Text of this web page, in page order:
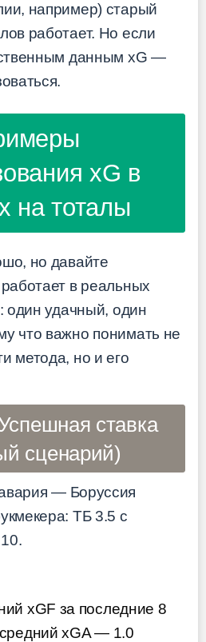
например) старый
работает. Но если
данным xG —
xG в
на тоталы
но давайте
в реальных
один удачный, один
что важно понимать не
метода, но и его
ставка
сценарий)
— Боруссия
ТБ 3.5 с
xGF за последние 8
xGA — 1.0